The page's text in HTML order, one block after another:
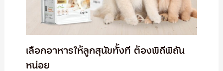
เลือกอาหารให้ลูกสุนัขทั้งที ต้องพิถีพิถัน
หน่อย